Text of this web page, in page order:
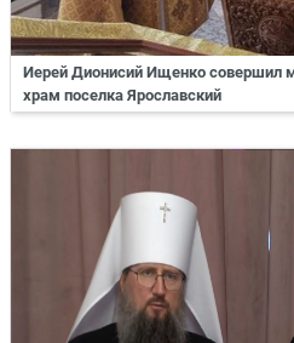
Иерей Дионисий Ищенко совершил
храм поселка Ярославский